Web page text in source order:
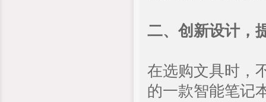
二、创新设计，
在选购文具时，
的一款智能笔记